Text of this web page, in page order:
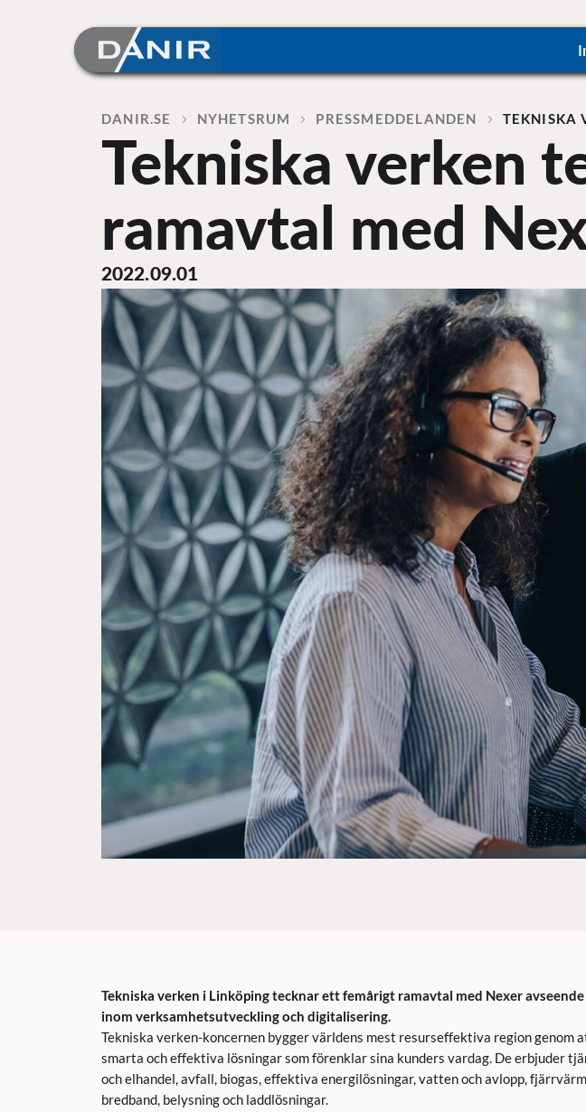
Home
DANIR NYHETSRUM PRESSMEDDELANDEN TEKNISKA
Tekniska verken
ramavtal med
2022.09.01
Tekniska verken i Linköping tecknar ett femårigt ramavtal med Nexer
inom verksamhetsutveckling och digitalisering.
Tekniska verken-koncernen bygger världens mest resurseffektiva region genom
smarta och effektiva lösningar som förenklar sina kunders vardag. De erbjuder
och elhandel, avfall, biogas, effektiva energilösningar, vatten och avlopp,
bredband, belysning och laddlösningar.